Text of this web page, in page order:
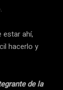
estar ahí,
hacerlo y
de la